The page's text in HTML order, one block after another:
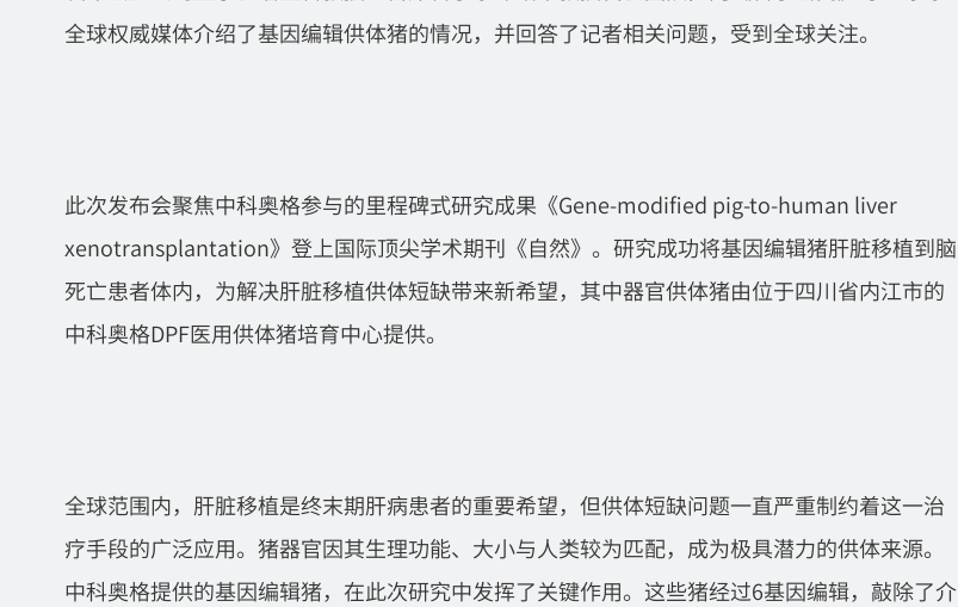
全球权威媒体介绍了基因编辑供体猪的情况，并回答了记者相关问题，受到全球关注。
此次发布会聚焦中科奥格参与的里程碑式研究成果《Gene-modified pig-to-human liver
xenotransplantation》登上国际顶尖学术期刊《自然》。研究成功将基因编辑猪肝脏移植到脑
死亡患者体内，为解决肝脏移植供体短缺带来新希望，其中器官供体猪由位于四川省内江市的
中科奥格DPF医用供体猪培育中心提供。
全球范围内，肝脏移植是终末期肝病患者的重要希望，但供体短缺问题一直严重制约着这一治
疗手段的广泛应用。猪器官因其生理功能、大小与人类较为匹配，成为极具潜力的供体来源。
中科奥格提供的基因编辑猪，在此次研究中发挥了关键作用。这些猪经过6基因编辑，敲除了介